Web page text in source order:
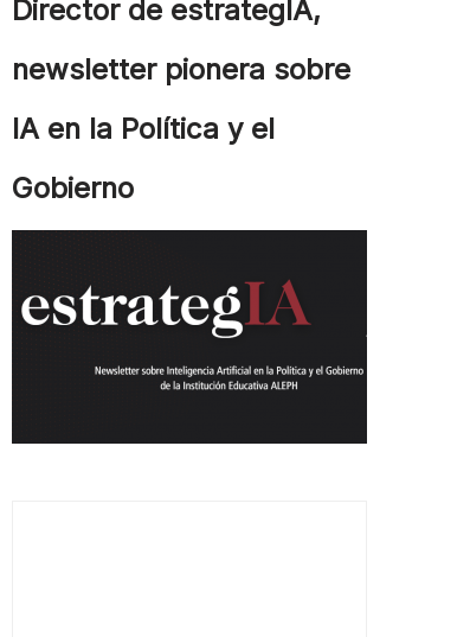
Director de estrategIA,
newsletter pionera sobre
IA en la Política y el
Gobierno